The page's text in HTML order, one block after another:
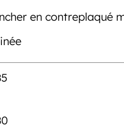
en contreplaqué